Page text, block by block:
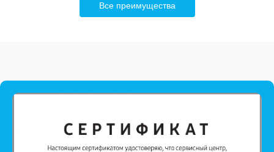
Все преимущества